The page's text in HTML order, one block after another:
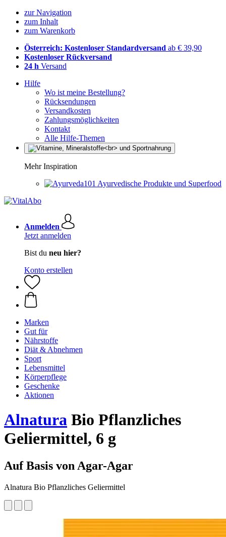
zur Navigation
zum Inhalt
zum Warenkorb
Österreich: Kostenloser Standardversand ab € 39,90
Kostenloser Rückversand
24 h Versand
Hilfe
Wo ist meine Bestellung?
Rücksendungen
Versandkosten
Zahlungsmöglichkeiten
Kontakt
Alle Hilfe-Themen
Mehr Inspiration
Ayurvedische Produkte und Superfood
Anmelden
Jetzt anmelden
Bist du neu hier?
Konto erstellen
Marken
Gut für
Nährstoffe
Diät & Abnehmen
Sport
Lebensmittel
Körperpflege
Geschenke
Aktionen
Alnatura Bio Pflanzliches
Geliermittel, 6 g
Auf Basis von Agar-Agar
Alnatura Bio Pflanzliches Geliermittel